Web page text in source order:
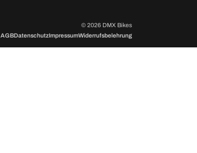
© 2026 DMX Bikes
AGBDatenschutzImpressumWiderrufsbelehrung